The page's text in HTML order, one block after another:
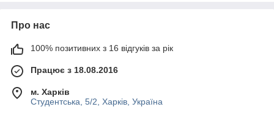
Про нас
100% позитивних з 16 відгуків за рік
Працює з 18.08.2016
м. Харків
Студентська, 5/2, Харків, Україна